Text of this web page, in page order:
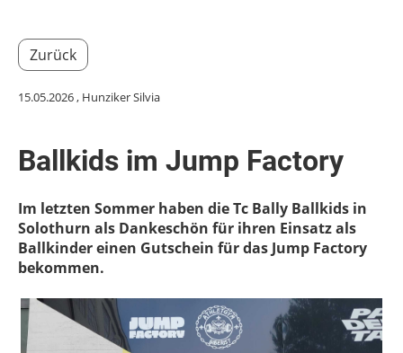
Zurück
15.05.2026, Hunziker Silvia
Ballkids im Jump Factory
Im letzten Sommer haben die Tc Bally Ballkids in
Solothurn als Dankeschön für ihren Einsatz als
Ballkinder einen Gutschein für das Jump Factory
bekommen.